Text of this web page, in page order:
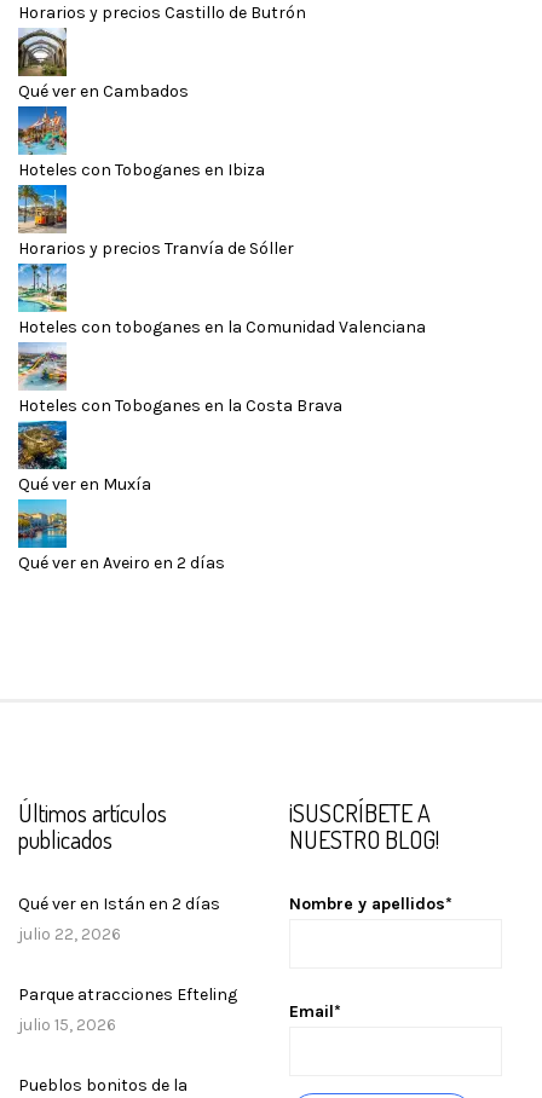
Horarios y precios Castillo de Butrón
Qué ver en Cambados
Hoteles con Toboganes en Ibiza
Horarios y precios Tranvía de Sóller
Hoteles con toboganes en la Comunidad Valenciana
Hoteles con Toboganes en la Costa Brava
Qué ver en Muxía
Qué ver en Aveiro en 2 días
Últimos artículos
publicados
Qué ver en Istán en 2 días
julio 22, 2026
Parque atracciones Efteling
julio 15, 2026
Pueblos bonitos de la
¡SUSCRÍBETE A
NUESTRO BLOG!
Nombre y apellidos*
Email*